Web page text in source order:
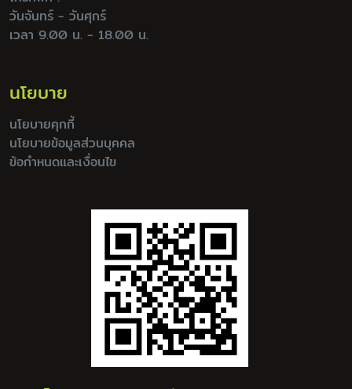
วันจันทร์ - วันศุกร์
เวลา 9.00 น. - 18.00 น.
นโยบาย
นโยบายคุกกี้
นโยบายข้อมูลส่วนบุคคล
ข้อกำหนดและเงื่อนไข